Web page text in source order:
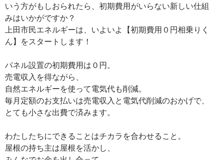
いう方がもしおられたら、初期費用がいらない新しい仕組
みはいかがですか？
上田市民エネルギーは、いよいよ【初期費用０円相乗りく
ん】をスタートします！
パネル設置の初期費用は０円。
売電収入を得ながら、
自然エネルギーを使って電気代も削減。
毎月定額のお支払いは売電収入と電気代削減のおかげで、
とても小さな出費で済みます。
わたしたちにできることはチカラを合わせること。
屋根の持ち主は屋根を活かし、